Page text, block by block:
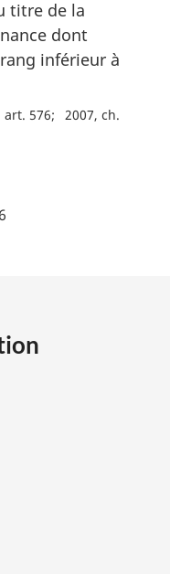
titre de la
dont
inférieur à
art. 576
2007, ch.